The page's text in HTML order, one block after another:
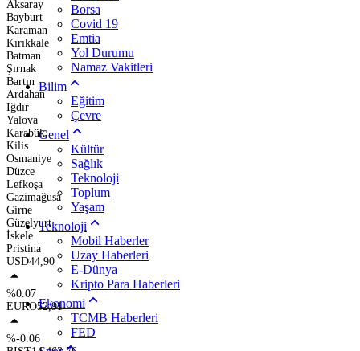
Aksaray
Bayburt
Karaman
Kırıkkale
Batman
Şırnak
Bartın
Ardahan
Iğdır
Yalova
Karabük
Kilis
Osmaniye
Düzce
Lefkoşa
Gazimağusa
Girne
Güzelyurt
İskele
Pristina
USD44,90
%0.07
EURO52,91
%-0.06
Borsa
Covid 19
Emtia
Yol Durumu
Namaz Vakitleri
Bilim
Eğitim
Çevre
Genel
Kültür
Sağlık
Teknoloji
Toplum
Yaşam
Teknoloji
Mobil Haberler
Uzay Haberleri
E-Dünya
Kripto Para Haberleri
Ekonomi
TCMB Haberleri
FED